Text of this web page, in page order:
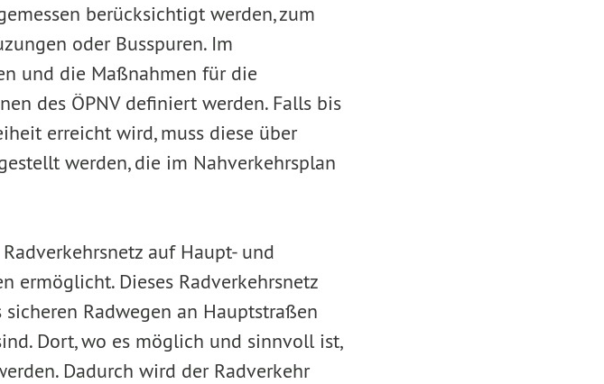
berücksichtigt werden, zum
oder Busspuren. Im
und die Maßnahmen für die
des ÖPNV definiert werden. Falls bis
erreicht wird, muss diese über
werden, die im Nahverkehrsplan
auf Haupt- und
ermöglicht. Dieses Radverkehrsnetz
Radwegen an Hauptstraßen
Dort, wo es möglich und sinnvoll ist,
Dadurch wird der Radverkehr